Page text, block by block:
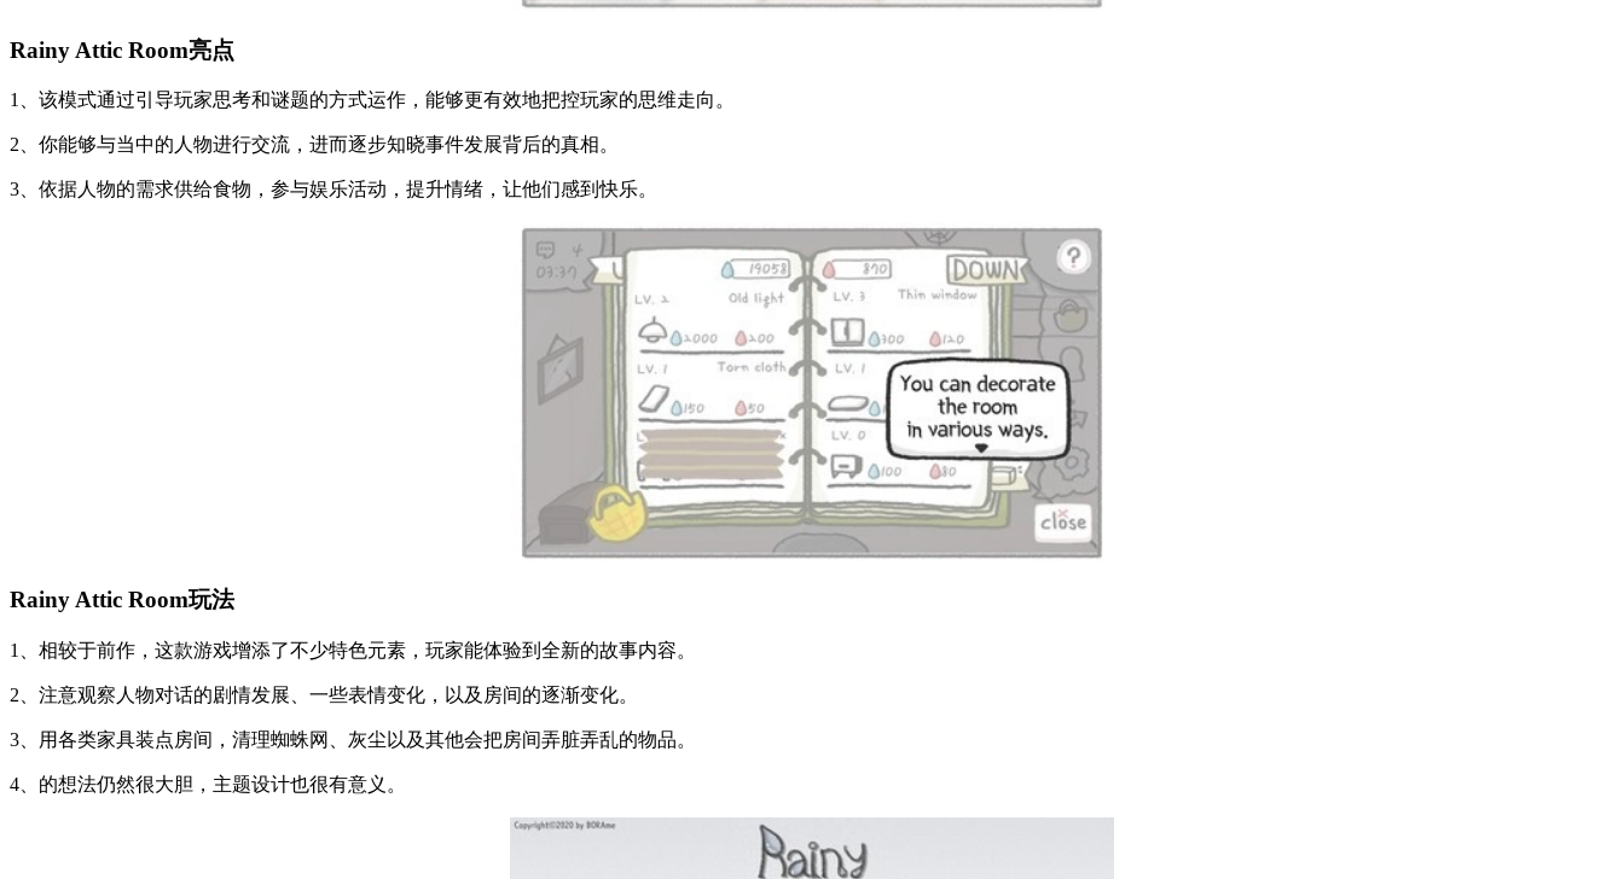
Rainy Attic Room亮点
1、该模式通过引导玩家思考和谜题的方式运作，能够更有效地把控玩家的思维走向。
2、你能够与当中的人物进行交流，进而逐步知晓事件发展背后的真相。
3、依据人物的需求供给食物，参与娱乐活动，提升情绪，让他们感到快乐。
Rainy Attic Room玩法
1、相较于前作，这款游戏增添了不少特色元素，玩家能体验到全新的故事内容。
2、注意观察人物对话的剧情发展、一些表情变化，以及房间的逐渐变化。
3、用各类家具装点房间，清理蜘蛛网、灰尘以及其他会把房间弄脏弄乱的物品。
4、的想法仍然很大胆，主题设计也很有意义。